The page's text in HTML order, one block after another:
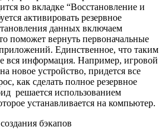
во вкладке “Восстановление и
активировать резервное
данных включаем
поможет вернуть первоначальные
Единственное, что таким
вся информация. Например, игровой
новое устройство, придется все
как сделать полное резервное
решается использованием
устанавливается на компьютер.
бэкапов